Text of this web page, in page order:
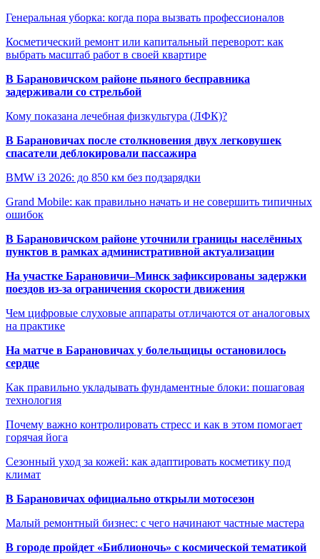
Генеральная уборка: когда пора вызвать профессионалов
Косметический ремонт или капитальный переворот: как
выбрать масштаб работ в своей квартире
В Барановичском районе пьяного бесправника
задерживали со стрельбой
Кому показана лечебная физкультура (ЛФК)?
В Барановичах после столкновения двух легковушек
спасатели деблокировали пассажира
BMW i3 2026: до 850 км без подзарядки
Grand Mobile: как правильно начать и не совершить типичных
ошибок
В Барановичском районе уточнили границы населённых
пунктов в рамках административной актуализации
На участке Барановичи–Минск зафиксированы задержки
поездов из-за ограничения скорости движения
Чем цифровые слуховые аппараты отличаются от аналоговых
на практике
На матче в Барановичах у болельщицы остановилось
сердце
Как правильно укладывать фундаментные блоки: пошаговая
технология
Почему важно контролировать стресс и как в этом помогает
горячая йога
Сезонный уход за кожей: как адаптировать косметику под
климат
В Барановичах официально открыли мотосезон
Малый ремонтный бизнес: с чего начинают частные мастера
В городе пройдет «Библионочь» с космической тематикой